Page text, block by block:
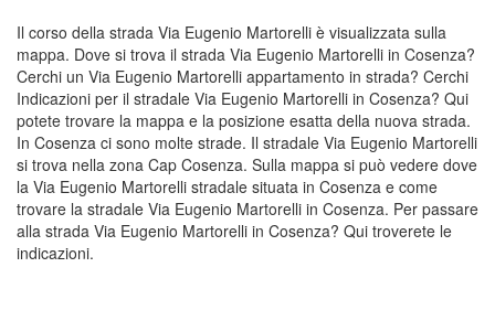
Il corso della strada Via Eugenio Martorelli è visualizzata sulla
mappa. Dove si trova il strada Via Eugenio Martorelli in Cosenza?
Cerchi un Via Eugenio Martorelli appartamento in strada? Cerchi
Indicazioni per il stradale Via Eugenio Martorelli in Cosenza? Qui
potete trovare la mappa e la posizione esatta della nuova strada.
In Cosenza ci sono molte strade. Il stradale Via Eugenio Martorelli
si trova nella zona Cap Cosenza. Sulla mappa si può vedere dove
la Via Eugenio Martorelli stradale situata in Cosenza e come
trovare la stradale Via Eugenio Martorelli in Cosenza. Per passare
alla strada Via Eugenio Martorelli in Cosenza? Qui troverete le
indicazioni.